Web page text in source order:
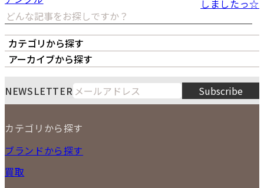
しましたっ☆
カテゴリから探す
オーナーズボイス
LIPS通販部門 LIPS 銀座店
アーカイブから探す
8
2026
月 火 水 木 金 土
日
1
2
10
11
17
18
NEWSLETTER Subscribe
カテゴリから探す
NEW ITEM
時計
ブランドから探す
買取